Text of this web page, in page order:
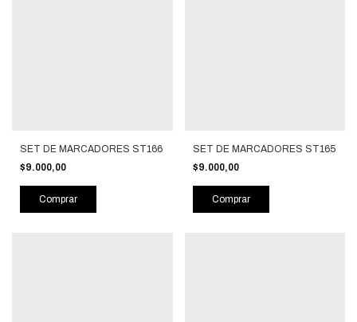
SET DE MARCADORES ST166
$9.000,00
Comprar
SET DE MARCADORES ST165
$9.000,00
Comprar